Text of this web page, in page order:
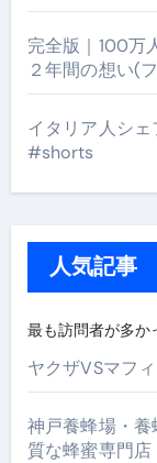
完全版｜100万
２年間の想い(
イタリア人シ
#shorts
人気記事
最も訪問者が多か
ヤクザVSマフ
神戸養蜂場・
質な蜂蜜専門店